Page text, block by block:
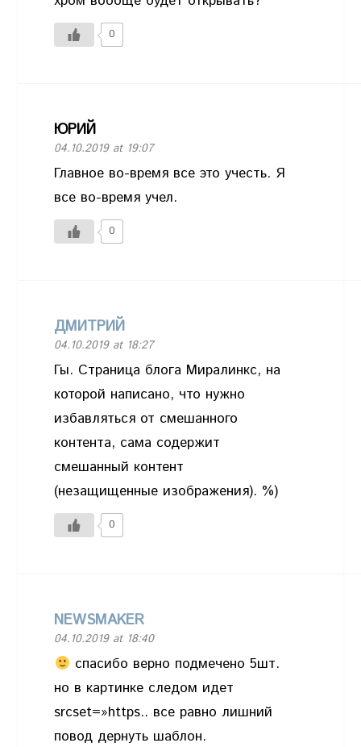
0
ЮРИЙ
04.10.2019 at 19:07
Главное во-время все это учесть. Я
все во-время учел.
0
ДМИТРИЙ
04.10.2019 at 18:27
Гы. Страница блога Миралинкс, на
которой написано, что нужно
избавляться от смешанного
контента, сама содержит
смешанный контент
(незащищенные изображения). %)
0
NEWSMAKER
04.10.2019 at 18:40
спасибо верно подмечено 5шт.
но в картинке следом идет
srcset=»https.. все равно лишний
повод дернуть шаблон.